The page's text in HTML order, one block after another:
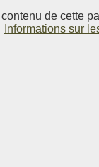
contenu de cette
Informations sur